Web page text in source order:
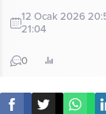
12 Ocak 2026
21:04
0